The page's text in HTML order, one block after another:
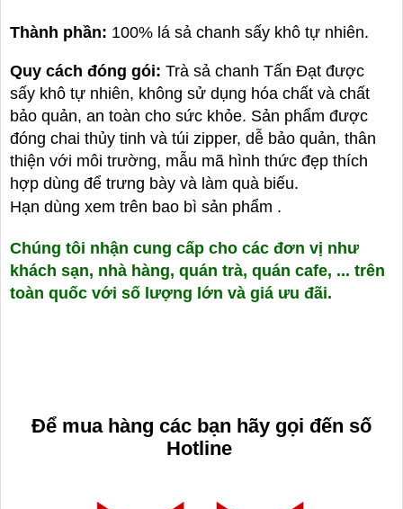
Thành phần: 100% lá sả chanh sấy khô tự nhiên.
Quy cách đóng gói: Trà sả chanh Tấn Đạt được
sấy khô tự nhiên, không sử dụng hóa chất và chất
bảo quản, an toàn cho sức khỏe. Sản phẩm được
đóng chai thủy tinh và túi zipper, dễ bảo quản, thân
thiện với môi trường, mẫu mã hình thức đẹp thích
hợp dùng để trưng bày và làm quà biếu.
Hạn dùng xem trên bao bì sản phẩm .
Chúng tôi nhận cung cấp cho các đơn vị như
khách sạn, nhà hàng, quán trà, quán cafe, ... trên
toàn quốc với số lượng lớn và giá ưu đãi.
Để mua hàng các bạn hãy gọi đến số
Hotline